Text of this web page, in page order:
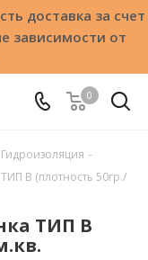
доставка за счет
зависимости от
0
Гидроизоляция -
B (плотность 50гр./
ТИП B